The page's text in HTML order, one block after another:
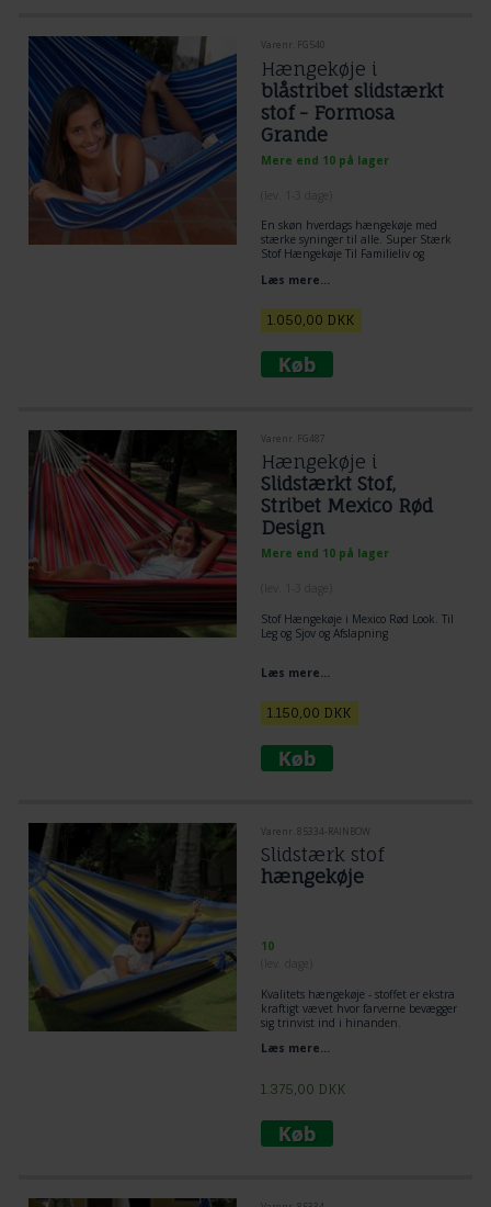
Varenr. FG540
Hængekøje i
blåstribet slidstærkt
stof - Formosa
Grande
Mere end 10 på lager
En skøn hverdags hængekøje med
stærke syninger til alle. Super Stærk
Stof Hængekøje Til Familieliv og
kreativt legetøj til børn og voksne!
Læs mere...
1.050,00 DKK
Varenr. FG487
Hængekøje i
Slidstærkt Stof,
Stribet Mexico Rød
Design
Mere end 10 på lager
Stof Hængekøje i Mexico Rød Look. Til
Leg og Sjov og Afslapning
Læs mere...
1.150,00 DKK
Varenr. 85334-RAINBOW
Slidstærk stof
hængekøje
10
Kvalitets hængekøje - stoffet er ekstra
kraftigt vævet hvor farverne bevægger
sig trinvist ind i hinanden.
Læs mere...
1.375,00 DKK